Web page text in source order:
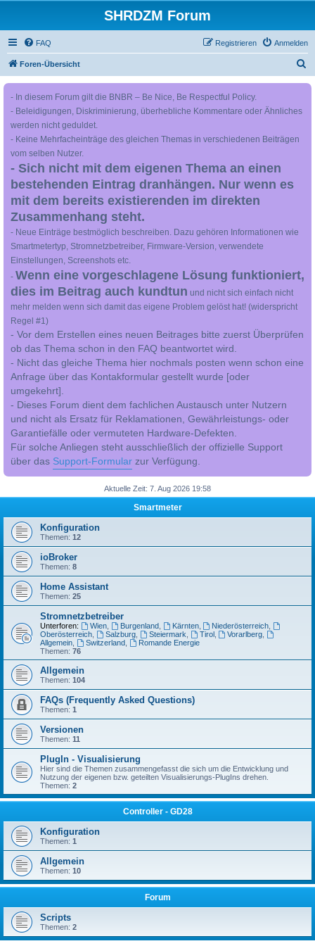
SHRDZM Forum
FAQ Anmelden
Registrieren
Foren-Übersicht
- In diesem Forum gilt die BNBR – Be Nice, Be Respectful Policy.
- Beleidigungen, Diskriminierung, überhebliche Kommentare oder Ähnliches
werden nicht geduldet.
- Keine Mehrfacheinträge des gleichen Themas in verschiedenen Beiträgen
vom selben Nutzer.
- Sich nicht mit dem eigenen Thema an einen
bestehenden Eintrag dranhängen. Nur wenn es
mit dem bereits existierenden im direkten
Zusammenhang steht.
- Neue Einträge bestmöglich beschreiben. Dazu gehören Informationen wie
Smartmetertyp, Stromnetzbetreiber, Firmware-Version, verwendete
Einstellungen, Screenshots etc.
- Wenn eine vorgeschlagene Lösung funktioniert,
dies im Beitrag auch kundtun und nicht sich einfach nicht
mehr melden wenn sich damit das eigene Problem gelöst hat! (widerspricht
Regel #1)
- Vor dem Erstellen eines neuen Beitrages bitte zuerst Überprüfen
ob das Thema schon in den FAQ beantwortet wird.
- Nicht das gleiche Thema hier nochmals posten wenn schon eine
Anfrage über das Kontakformular gestellt wurde [oder
umgekehrt].
- Dieses Forum dient dem fachlichen Austausch unter Nutzern
und nicht als Ersatz für Reklamationen, Gewährleistungs- oder
Garantiefälle oder vermuteten Hardware-Defekten.
Für solche Anliegen steht ausschließlich der offizielle Support
über das Support-Formular zur Verfügung.
Aktuelle Zeit: 7. Aug 2026 19:58
Smartmeter
Konfiguration
Themen: 12
ioBroker
Themen: 8
Home Assistant
Themen: 25
Stromnetzbetreiber
Unterforen: Wien, Burgenland, Kärnten, Niederösterreich
Oberösterreich
Salzburg, Steiermark Tirol, Vorarlberg
Allgemein
Switzerland,
Romande Energie
Themen: 76
Allgemein
Themen: 104
FAQs (Frequently Asked Questions)
Themen: 1
Versionen
Themen: 11
PlugIn - Visualisierung
Hier sind die Themen zusammengefasst die sich um die Entwicklung und
Nutzung der eigenen bzw. geteilten Visualisierungs-PlugIns drehen.
Themen: 2
Controller - GD28
Konfiguration
Themen: 1
Allgemein
Themen: 10
Forum
Scripts
Themen: 2